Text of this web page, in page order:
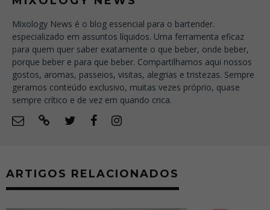
Mixology News é o blog essencial para o bartender.
especializado em assuntos líquidos. Uma ferramenta eficaz
para quem quer saber exatamente o que beber, onde beber,
porque beber e para que beber. Compartilhamos aqui nossos
gostos, aromas, passeios, visitas, alegrias e tristezas. Sempre
geramos conteúdo exclusivo, muitas vezes próprio, quase
sempre crítico e de vez em quando crica.
ARTIGOS RELACIONADOS